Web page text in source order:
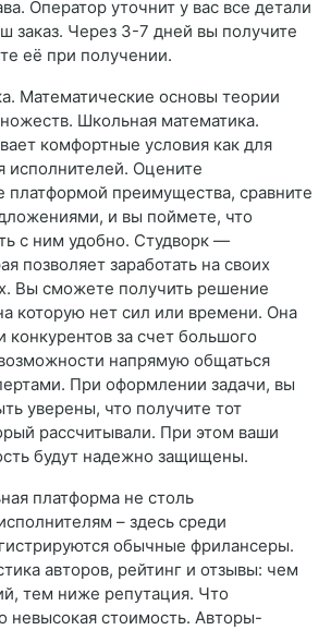
Оператор уточнит у вас все детали
заказ. Через 3-7 дней вы получите
её при получении.
Математические основы теории
Школьная математика.
комфортные условия как для
исполнителей. Оцените
платформой преимущества, сравните
и вы поймете, что
с ним удобно. Студворк —
позволяет заработать на своих
Вы сможете получить решение
которую нет сил или времени. Она
конкурентов за счет большого
напрямую общаться
При оформлении задачи, вы
уверены, что получите тот
рассчитывали. При этом ваши
будут надежно защищены.
платформа не столь
– здесь среди
обычные фрилансеры.
авторов, рейтинг и отзывы: чем
тем ниже репутация. Что
невысокая стоимость. Авторы-